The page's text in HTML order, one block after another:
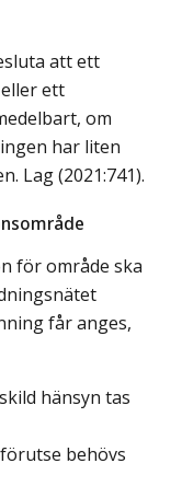
att ett
ett
om
har liten
Lag (2021:741).
för område ska
får anges,
hänsyn tas
behövs